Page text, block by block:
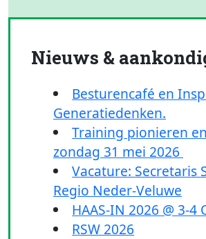
Nieuws &
Besturencafé en
Generatiedenken.
Training pionieren
zondag 31 mei 2026
Vacature: Secretaris
Regio Neder-Veluwe
HAAS-IN 2026 @ 3-4
RSW 2026